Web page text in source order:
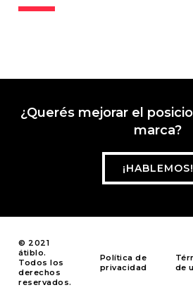
¿Querés mejorar el
marca?
¡HABLEMOS!
© 2021
átiblo.
Todos los
derechos
reservados.
Política de
privacidad
de